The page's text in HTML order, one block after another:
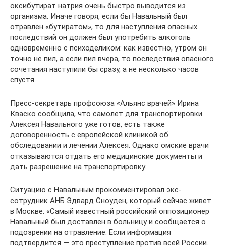
оксибутират натрия очень быстро выводится из
организма. Иначе говоря, если бы Навальный был
отравлен «бутиратом», то для наступления опасных
последствий он должен был употребить алкоголь
одновременно с психоделиком: как известно, утром он
точно не пил, а если пил вчера, то последствия опасного
сочетания наступили бы сразу, а не несколько часов
спустя.
Пресс-секретарь профсоюза «Альянс врачей» Ирина
Кваско сообщила, что самолет для транспортировки
Алексея Навального уже готов, есть также
договоренность с европейской клиникой об
обследовании и лечении Алексея. Однако омские врачи
отказываются отдать его медицинские документы и
дать разрешение на транспортировку.
Ситуацию с Навальным прокомментировал экс-
сотрудник АНБ Эдвард Сноуден, который сейчас живет
в Москве: «Самый известный российский оппозиционер
Навальный был доставлен в больницу и сообщается о
подозрении на отравление. Если информация
подтвердится — это преступление против всей России.